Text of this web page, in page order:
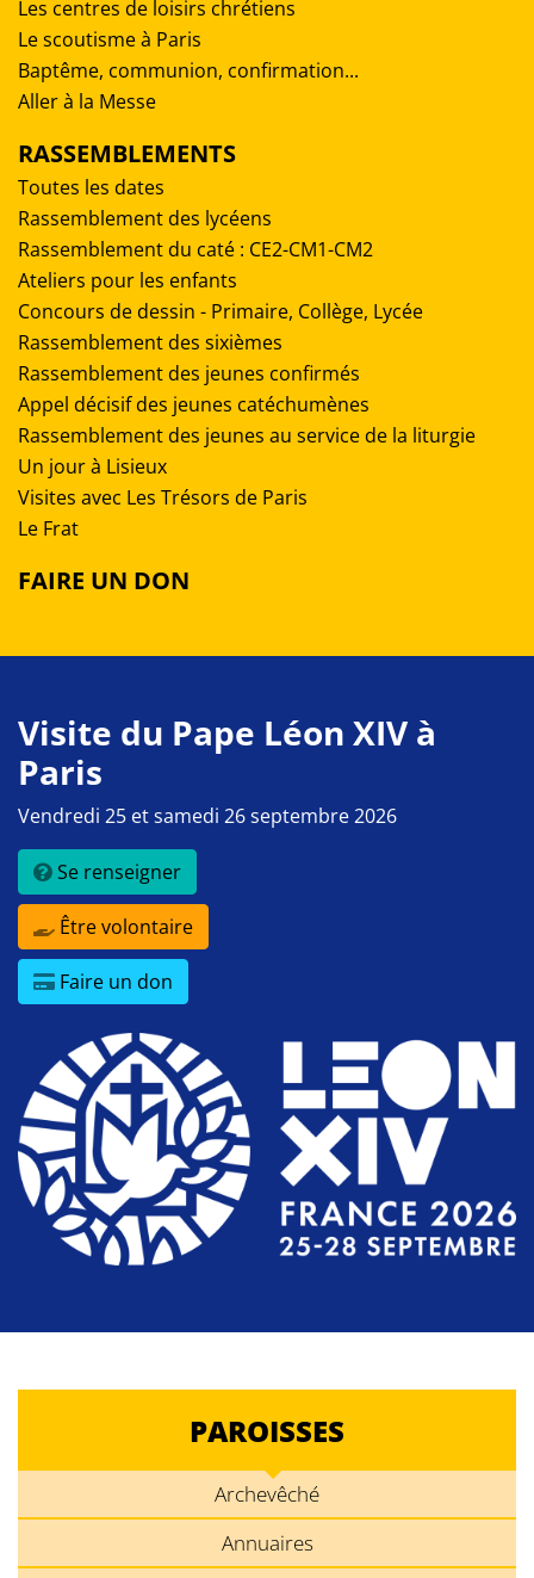
Les centres de loisirs chrétiens
Le scoutisme à Paris
Baptême, communion, confirmation...
Aller à la Messe
RASSEMBLEMENTS
Toutes les dates
Rassemblement des lycéens
Rassemblement du caté : CE2-CM1-CM2
Ateliers pour les enfants
Concours de dessin - Primaire, Collège, Lycée
Rassemblement des sixièmes
Rassemblement des jeunes confirmés
Appel décisif des jeunes catéchumènes
Rassemblement des jeunes au service de la liturgie
Un jour à Lisieux
Visites avec Les Trésors de Paris
Le Frat
FAIRE UN DON
Visite du Pape Léon XIV à
Paris
Vendredi 25 et samedi 26 septembre 2026
Se renseigner
Être volontaire
Faire un don
PAROISSES
Archevêché
Annuaires